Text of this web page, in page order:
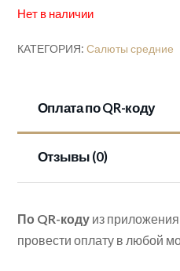
Нет в наличии
КАТЕГОРИЯ:Салюты средние
Оплата по QR-коду
Отзывы (0)
По QR-коду из
провести оплату в любой